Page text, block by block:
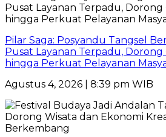
Pilar Saga: Posyandu Tangsel
Pusat Layanan Terpadu,
hingga Perkuat Pelayanan
Agustus 4, 2026 | 8:39 pm WIB